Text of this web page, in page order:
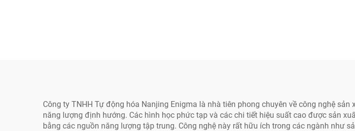
Công ty TNHH Tự động hóa Nanjing Enigma là nhà tiên phong chuyên về công nghệ
năng lượng định hướng. Các hình học phức tạp và các chi tiết hiệu suất cao được sản
bằng các nguồn năng lượng tập trung. Công nghệ này rất hữu ích trong các ngành như